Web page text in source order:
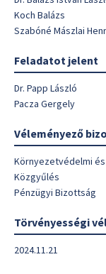
Koch Balázs
Szabóné Mászlai
Feladatot jelent
Dr. Papp László
Pacza Gergely
Véleményező
Környezetvédelmi
Közgyűlés
Pénzügyi Bizottság
Törvényességi
2024.11.21